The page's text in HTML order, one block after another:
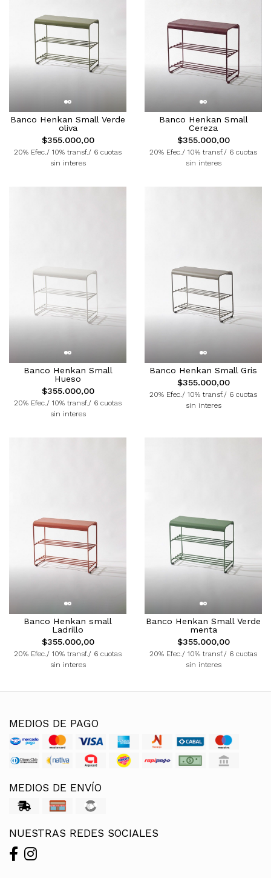
Banco Henkan Small Verde
oliva
$355.000,00
20% Efec./ 10% transf./ 6 cuotas
sin interes
Banco Henkan Small
Cereza
$355.000,00
20% Efec./ 10% transf./ 6 cuotas
sin interes
Banco Henkan Small
Hueso
$355.000,00
20% Efec./ 10% transf./ 6 cuotas
sin interes
Banco Henkan Small Gris
$355.000,00
20% Efec./ 10% transf./ 6 cuotas
sin interes
Banco Henkan small
Ladrillo
$355.000,00
20% Efec./ 10% transf./ 6 cuotas
sin interes
Banco Henkan Small Verde
menta
$355.000,00
20% Efec./ 10% transf./ 6 cuotas
sin interes
MEDIOS DE PAGO
MEDIOS DE ENVÍO
NUESTRAS REDES SOCIALES